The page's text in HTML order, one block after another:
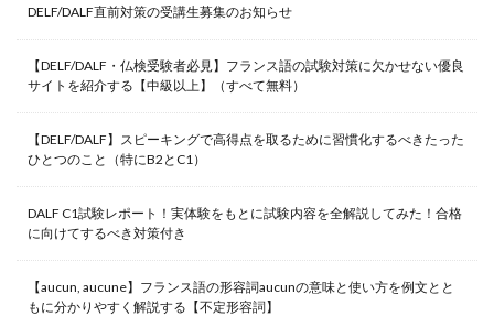
DELF/DALF直前対策の受講生募集のお知らせ
【DELF/DALF・仏検受験者必見】フランス語の試験対策に欠かせない優良
サイトを紹介する【中級以上】（すべて無料）
【DELF/DALF】スピーキングで高得点を取るために習慣化するべきたった
ひとつのこと（特にB2とC1）
DALF C1試験レポート！実体験をもとに試験内容を全解説してみた！合格
に向けてするべき対策付き
【aucun, aucune】フランス語の形容詞aucunの意味と使い方を例文とと
もに分かりやすく解説する【不定形容詞】